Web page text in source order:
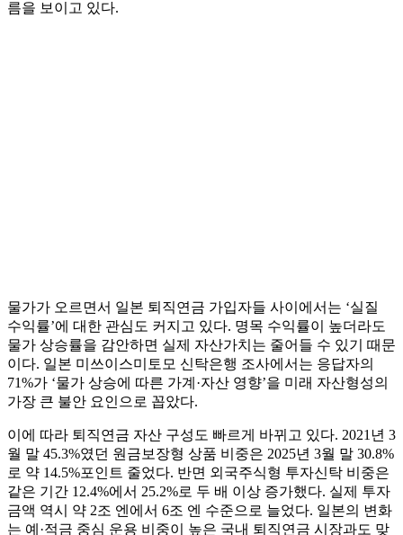
름을 보이고 있다.
물가가 오르면서 일본 퇴직연금 가입자들 사이에서는 ‘실질
수익률’에 대한 관심도 커지고 있다. 명목 수익률이 높더라도
물가 상승률을 감안하면 실제 자산가치는 줄어들 수 있기 때문
이다. 일본 미쓰이스미토모 신탁은행 조사에서는 응답자의
71%가 ‘물가 상승에 따른 가계·자산 영향’을 미래 자산형성의
가장 큰 불안 요인으로 꼽았다.
이에 따라 퇴직연금 자산 구성도 빠르게 바뀌고 있다. 2021년 3
월 말 45.3%였던 원금보장형 상품 비중은 2025년 3월 말 30.8%
로 약 14.5%포인트 줄었다. 반면 외국주식형 투자신탁 비중은
같은 기간 12.4%에서 25.2%로 두 배 이상 증가했다. 실제 투자
금액 역시 약 2조 엔에서 6조 엔 수준으로 늘었다. 일본의 변화
는 예·적금 중심 운용 비중이 높은 국내 퇴직연금 시장과도 맞